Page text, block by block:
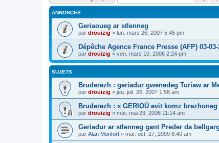
ANNONCES
Geriaoueg ar stlenneg
par drouizig » lun. mars 26, 2007 5:45 pm
Dépêche Agence France Presse (AFP) 03-03-
par drouizig » ven. mars 10, 2006 2:24 pm
SUJETS
Bruderezh : geriadur gwenedeg Turiaw ar
par drouizig » jeu. juil. 26, 2007 1:58 am
Bruderezh : « GERIOÙ evit komz
par drouizig » mar. mai 23, 2006 11:14 am
Geriadur ar stlenneg gant Preder da
par Alan Monfort » mar. oct. 27, 2009 8:40 am